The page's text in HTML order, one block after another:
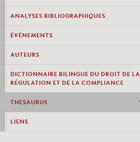
ANALYSES BIBLIOGRAPHIQUES
ÉVÉNEMENTS
AUTEURS
DICTIONNAIRE BILINGUE DU DROIT DE LA
RÉGULATION ET DE LA COMPLIANCE
THESAURUS
LIENS